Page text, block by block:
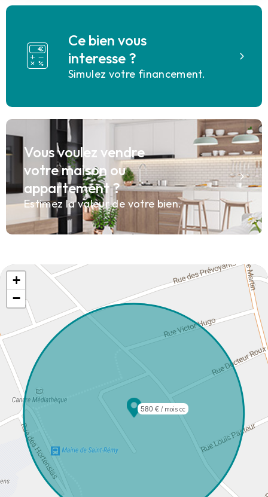
Ce bien vous
interesse ?
Simulez votre financement.
Vous voulez vendre
votre maison ou
appartement ?
Estimez la valeur de votre bien.
580 € / mois cc
+
−